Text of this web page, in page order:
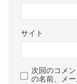
サイト
次回のコメ
の名前、メ